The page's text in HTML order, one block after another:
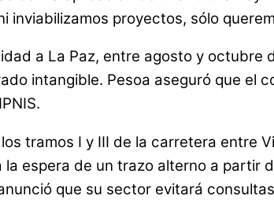
inviabilizamos proyectos, sólo
a La Paz, entre agosto y
intangible. Pesoa aseguró que el
tramos I y III de la carretera entre
espera de un trazo alterno a partir
que su sector evitará